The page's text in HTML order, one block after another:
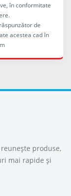
în conformitate
de
acestea cad în
produse,
mai rapide și